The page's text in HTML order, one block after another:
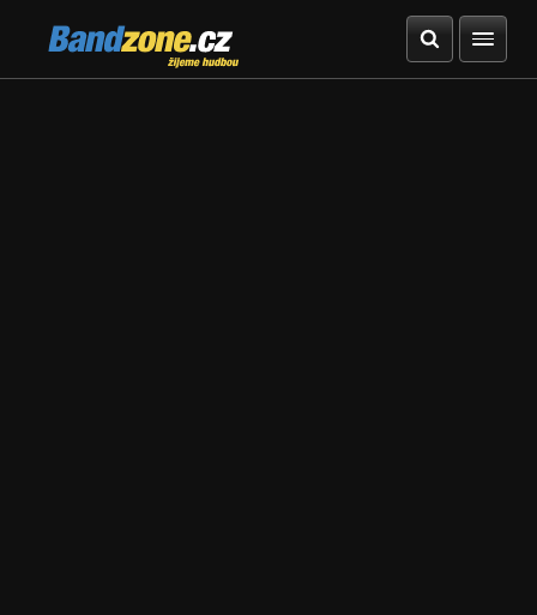
Bandzone.cz
žijeme hudbou